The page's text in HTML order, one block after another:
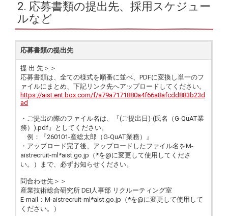
2. 応募書類の提出先、採用スケジュー
ルなど
応募書類の提出先
提 出 先＞＞
応募書類は、全ての様式を順番に並べ、PDFに変換し単一のフ
ァイルにまとめ、下記リンク先へアップロードしてください。
https://aist.ent.box.com/f/a79a7171880a4f66a8afcdd883b23d
ad
・ご提出の際のファイル名は、『(ご提出日)-(氏名（G-QuAT業
務）).pdf』としてください。
例：『260101-産総太郎（G-QuAT業務）』
・アップロード完了後、アップロードしたファイル名をM-
aistrecruit-ml*aist.go.jp（*を@に変更して使用してくださ
い。）まで、必ずお知らせください。
問合わせ先＞＞
産業技術総合研究所 DEI人事部 リクルーティング室
E-mail：M-aistrecruit-ml*aist.go.jp（*を@に変更して使用して
ください。）